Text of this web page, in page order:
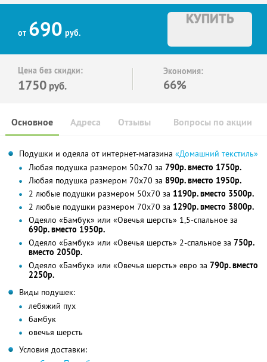
от 690 руб.
КУПИТЬ
Цена без скидки:
1750 руб.
Экономия:
66%
Основное Отзывы Вопросы по акции
Адреса
Подушки и одеяла от интернет-магазина «Домашний текстиль»
Любая подушка размером 50х70 за 790р. вместо 1750р.
Любая подушка размером 70х70 за 890р. вместо 1950р.
2 любые подушки размером 50х70 за 1190р. вместо 3500р.
2 любые подушки размером 70х70 за 1290р. вместо 3800р.
Одеяло «Бамбук» или «Овечья шерсть» 1,5-спальное за
690р. вместо 1950р.
Одеяло «Бамбук» или «Овечья шерсть» 2-спальное за 750р.
вместо 2050р.
Одеяло «Бамбук» или «Овечья шерсть» евро за 790р. вместо
2250р.
Виды подушек:
лебяжий пух
бамбук
овечья шерсть
Условия доставки: